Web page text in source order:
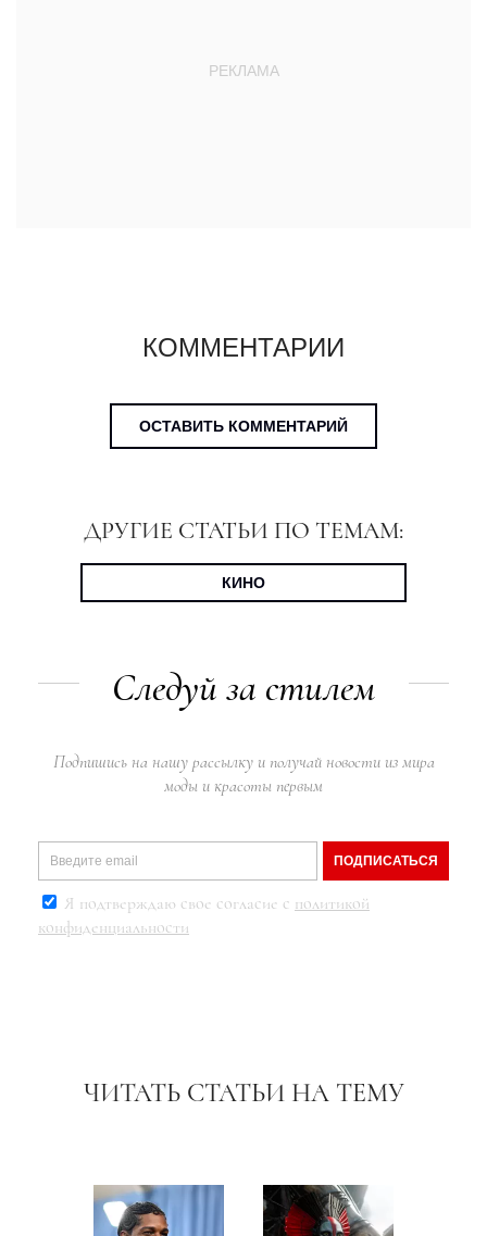
КОММЕНТАРИИ
ОСТАВИТЬ КОММЕНТАРИЙ
ДРУГИЕ СТАТЬИ ПО ТЕМАМ:
КИНО
Следуй за стилем
Подпишись на нашу рассылку и получай новости из мира
моды и красоты первым
ПОДПИСАТЬСЯ
Я подтверждаю свое согласие с политикой
конфиденциальности
ЧИТАТЬ СТАТЬИ НА ТЕМУ